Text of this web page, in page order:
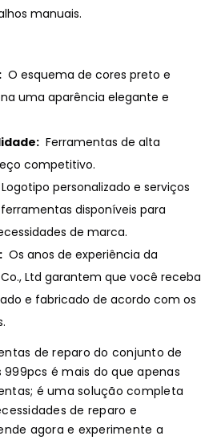
manuais.
O esquema de cores preto e
uma aparência elegante e
Ferramentas de alta
competitivo.
Logotipo personalizado e serviços
ferramentas disponíveis para
de marca.
Os anos de experiência da
Ltd garantem que você receba
e fabricado de acordo com os
de reparo do conjunto de
é mais do que apenas
é uma solução completa
de reparo e
agora e experimente a